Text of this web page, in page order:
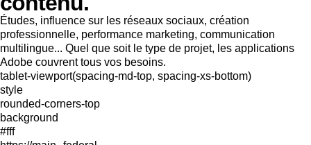
Études, influence sur les réseaux sociaux, création
professionnelle, performance marketing, communication
multilingue... Quel que soit le type de projet, les applications
Adobe couvrent tous vos besoins.
tablet-viewport(spacing-md-top, spacing-xs-bottom)
style
rounded-corners-top
background
#fff